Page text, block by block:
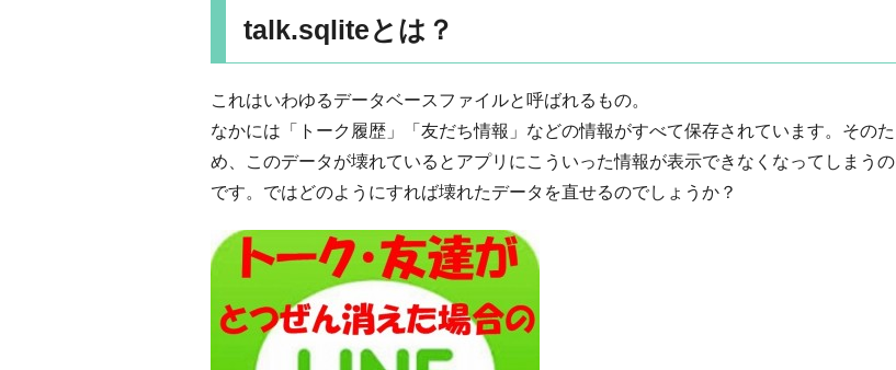
talk.sqliteとは？
これはいわゆるデータベースファイルと呼ばれるもの。
なかには「トーク履歴」「友だち情報」などの情報がすべて保存されています。そのた
め、このデータが壊れているとアプリにこういった情報が表示できなくなってしまうの
です。ではどのようにすれば壊れたデータを直せるのでしょうか？